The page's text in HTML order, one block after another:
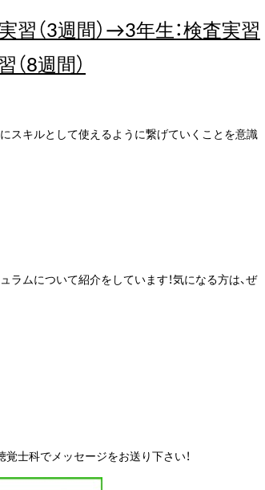
習（3週間）→3年生：検査実習
（8週間）
スキルとして使えるように繋げていくことを意識
ラムについて紹介をしています！気になる方は、ぜ
科でメッセージをお送り下さい！